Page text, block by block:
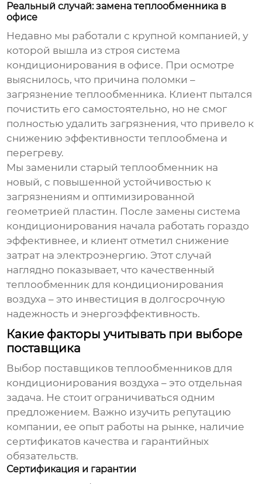
Реальный случай: замена теплообменника в
офисе
Недавно мы работали с крупной компанией, у
которой вышла из строя система
кондиционирования в офисе. При осмотре
выяснилось, что причина поломки –
загрязнение теплообменника. Клиент пытался
почистить его самостоятельно, но не смог
полностью удалить загрязнения, что привело к
снижению эффективности теплообмена и
перегреву.
Мы заменили старый теплообменник на
новый, с повышенной устойчивостью к
загрязнениям и оптимизированной
геометрией пластин. После замены система
кондиционирования начала работать гораздо
эффективнее, и клиент отметил снижение
затрат на электроэнергию. Этот случай
наглядно показывает, что качественный
теплообменник для кондиционирования
воздуха – это инвестиция в долгосрочную
надежность и энергоэффективность.
Какие факторы учитывать при выборе
поставщика
Выбор поставщиков теплообменников для
кондиционирования воздуха – это отдельная
задача. Не стоит ограничиваться одним
предложением. Важно изучить репутацию
компании, ее опыт работы на рынке, наличие
сертификатов качества и гарантийных
обязательств.
Сертификация и гарантии